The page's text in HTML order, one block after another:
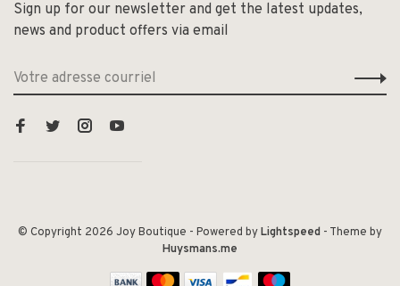
Sign up for our newsletter and get the latest updates,
news and product offers via email
© Copyright 2026 Joy Boutique - Powered byLightspeed - Theme by
Huysmans.me